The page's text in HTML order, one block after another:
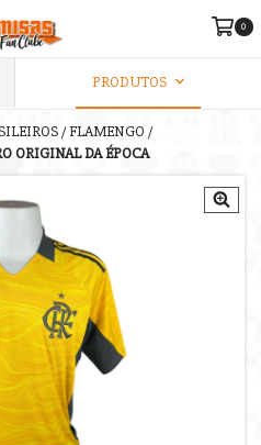
0
PRODUTOS
/FLAMENGO /
ORIGINAL DA ÉPOCA